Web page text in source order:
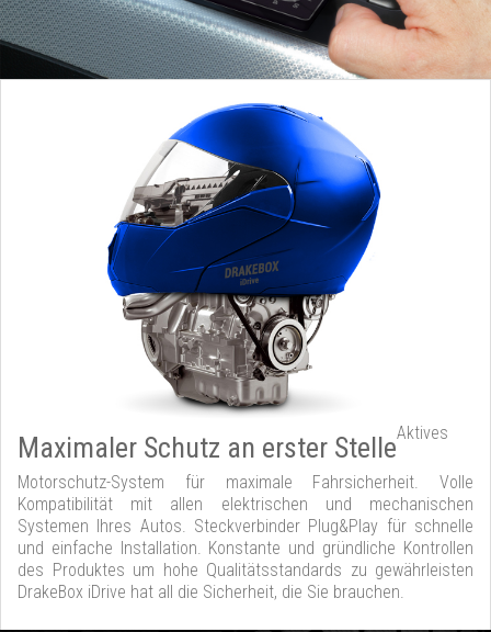
Maximaler Schutz an erster StelleAktives
Motorschutz-System für maximale Fahrsicherheit. Volle
Kompatibilität mit allen elektrischen und mechanischen
Systemen Ihres Autos. Steckverbinder Plug&Play für schnelle
und einfache Installation. Konstante und gründliche Kontrollen
des Produktes um hohe Qualitätsstandards zu gewährleisten
DrakeBox iDrive hat all die Sicherheit, die Sie brauchen.